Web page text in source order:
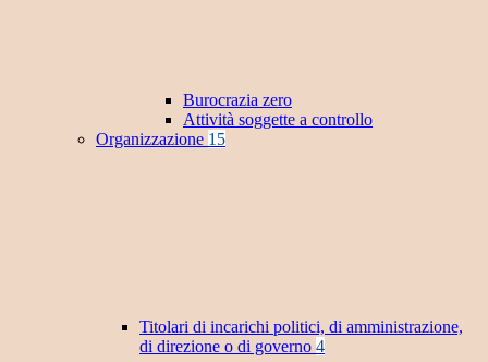
Burocrazia zero
Attività soggette a controllo
Organizzazione 15
Titolari di incarichi politici, di amministrazione,
di direzione o di governo 4